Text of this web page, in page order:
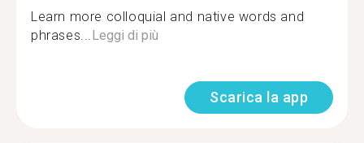
Learn more colloquial and native words and
phrases... Leggi di più
Scarica la app